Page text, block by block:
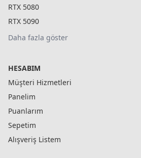
RTX 5080
RTX 5090
Daha fazla göster
HESABIM
Müşteri Hizmetleri
Panelim
Puanlarım
Sepetim
Alışveriş Listem